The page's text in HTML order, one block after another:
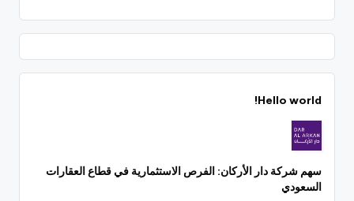
Hello world!
سهم شركة دار الأركان: الفرص الاستثمارية في قطاع العقارات
السعودي